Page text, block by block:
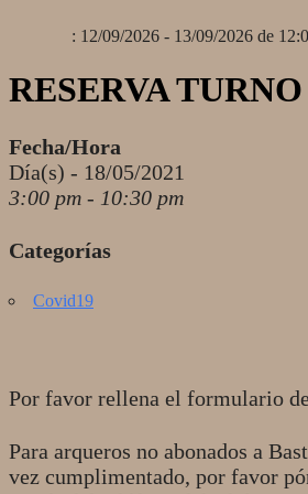
: 12/09/2026 - 13/09/2026 de
RESERVA
Fecha/Hora
Día(s) - 18/05/2021
3:00 pm - 10:30 pm
Categorías
Covid19
Por favor rellena el formulario
Para arqueros no abonados a
vez cumplimentado, por favor